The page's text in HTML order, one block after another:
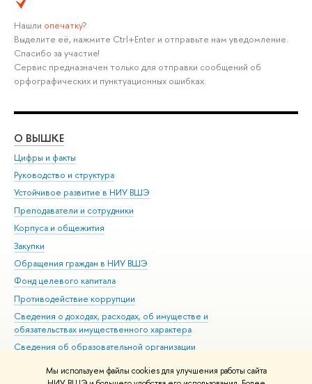
Мы используем файлы cookies для улучшения работы сайта
Нашли опечатку?
Выделите её, нажмите Ctrl+Enter и отправьте нам уведомление.
Спасибо за участие!
Сервис предназначен только для отправки сообщений об
орфографических и пунктуационных ошибках.
О ВЫШКЕ
Цифры и факты
Руководство и структура
Устойчивое развитие в НИУ ВШЭ
Преподаватели и сотрудники
Корпуса и общежития
Закупки
Обращения граждан в НИУ ВШЭ
Фонд целевого капитала
Противодействие коррупции
Сведения о доходах, расходах, об имуществе и
обязательствах имущественного характера
Сведения об образовательной организации
Людям с ограниченными возможностями здоровья